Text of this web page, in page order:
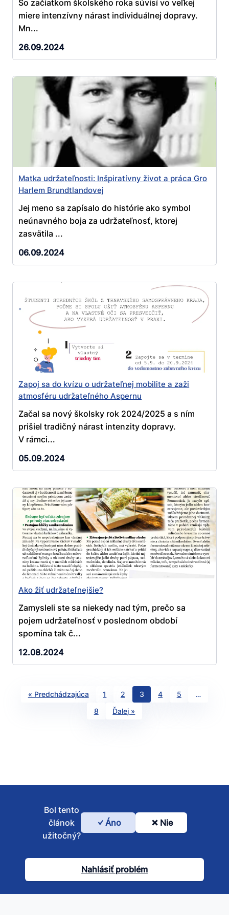
So začiatkom školského roka súvisí vo veľkej
miere intenzívny nárast individuálnej dopravy.
Mn...
26.09.2024
Matka udržateľnosti: Inšpiratívny život a práca Gro
Harlem Brundtlandovej
Jej meno sa zapísalo do histórie ako symbol
neúnavného boja za udržateľnosť, ktorej
zasvätila ...
06.09.2024
Zapoj sa do kvízu o udržateľnej mobilite a zaži
atmosféru udržateľného Aspernu
Začal sa nový školsky rok 2024/2025 a s ním
prišiel tradičný nárast intenzity dopravy.
V rámci...
05.09.2024
Ako žiť udržateľnejšie?
Zamysleli ste sa niekedy nad tým, prečo sa
pojem udržateľnosť v poslednom období
spomína tak č...
12.08.2024
« Predchádzajúca 1 2 3 4 5
…
8
Ďalej »
Bol
článok
užitočný?
Bol tento
článok
užitočný?
Áno Nie
Nahlásiť problém